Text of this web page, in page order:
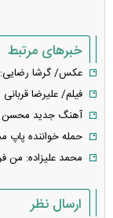
خبرهای مرتبط
عکس/ گرشا
فیلم/ علیرضا
آهنگ جدید محسن
حمله خواننده پاپ
محمد علیزاده: من
ارسال نظر